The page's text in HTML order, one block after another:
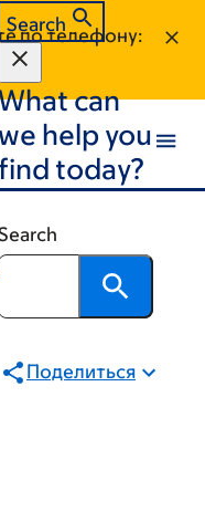
по телефону:
Search
can
we help you
find today?
Поделиться